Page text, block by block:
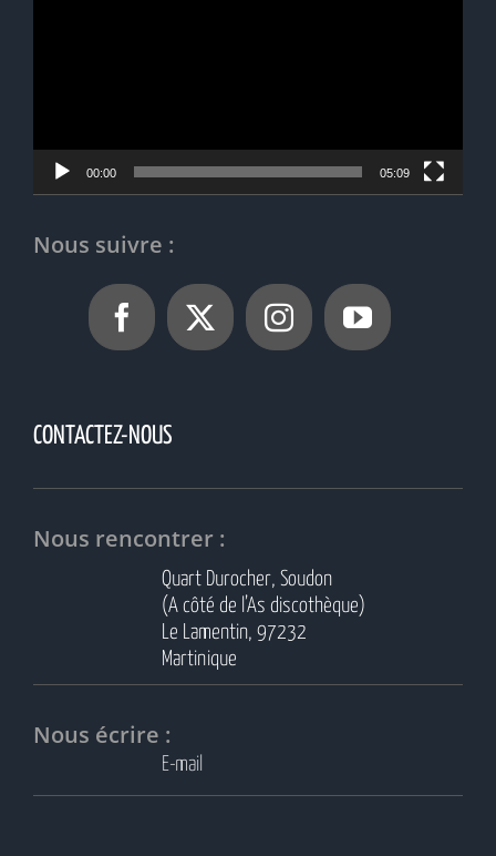
00:00 05:09
Nous suivre :
CONTACTEZ-NOUS
Nous rencontrer :
Quart Durocher, Soudon
(A côté de l’As discothèque)
Le Lamentin, 97232
Martinique
Nous écrire :
E-mail